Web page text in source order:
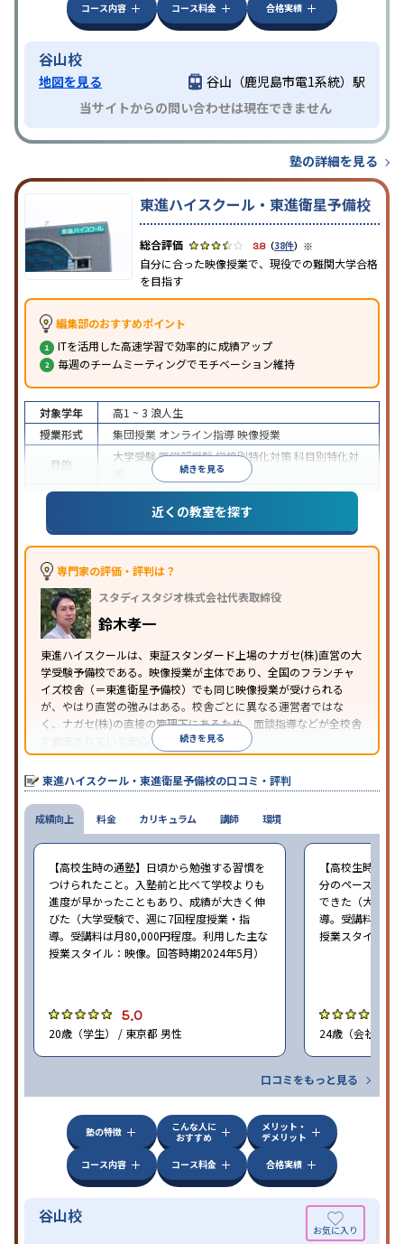
コース内容 コース料金 合格実績
谷山校
地図を見る
谷山（鹿児島市電1系統）駅
当サイトからの問い合わせは現在できません
塾の詳細を見る
東進ハイスクール・東進衛星予備校
3.8（38件） ※
自分に合った映像授業で、現役での難関大学合格
を目指す
編集部のおすすめポイント
ITを活用した高速学習で効率的に成績アップ
毎週のチームミーティングでモチベーション維持
続きを見る
対象学年 高1 ~ 3 浪人生
授業形式
集団授業 オンライン指導映像授業
目的
大学受験医学部受験学校別特化対策科目別特化対
特待生・奨学金制度あり授業の振替可能学習に
PC・タブレットを利用1科目から受講可能
習のみの受講可
※2024年6月調査。大学受験塾・予備校のアンケート調査方法を参照
近くの教室を探す
専門家の評価・評判は？
スタディスタジオ株式会社代表取締役
鈴木孝一
東進ハイスクールは、東証スタンダード上場のナガセ(株)直営の大
学受験予備校である。映像授業が主体であり、全国のフランチャ
イズ校舎（＝東進衛星予備校）でも同じ映像授業が受けられる
が、やはり直営の強みはある。校舎ごとに異なる運営者ではな
く、ナガセ(株)の直接の管理下にあるため、面談指導などが全校舎
で徹底されていて安心できる。
東進衛星予備校は、運営会社により指導方針や校舎のルールが異
なる。体験授業では、授業のみで判断するのではなく、担当者や
校舎雰囲気、校舎での合格実績などを確認すると良いだろう。
続きを見る
東進ハイスクール・東進衛星予備校の口コミ・評判
成績向上
【高校生時の通塾】日頃から勉強する習慣を
つけられたこと。入塾前と比べて学校よりも
進度が早かったこともあり、成績が大きく伸
びた（大学受験で、週に7回程度授業・指
導。受講料は月80,000円程度。利用した主な
授業スタイル：映像。回答時期2024年5月）
5.0
20歳（学生） / 東京都 男性
【高校生時の通
分のペースで進
できた（大学受
導。受講料は月
授業スタイル：
24歳（会社員<
口コミをもっと見る
料金 カリキュラム 講師 環境
塾の特徴
こんな人に
おすすめ
メリット・
デメリット
コース内容
コース料金 合格実績
谷山校